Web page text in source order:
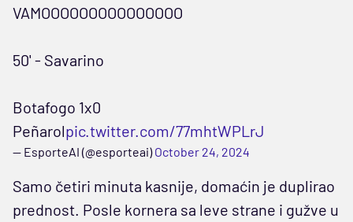
VAMOOOOOOOOOOOOOOO
50' - Savarino
Botafogo 1x0
Peñarolpic.twitter.com/77mhtWPLrJ
— EsporteAI (@esporteai)October 24, 2024
Samo četiri minuta kasnije, domaćin je duplirao
prednost. Posle kornera sa leve strane i gužve u